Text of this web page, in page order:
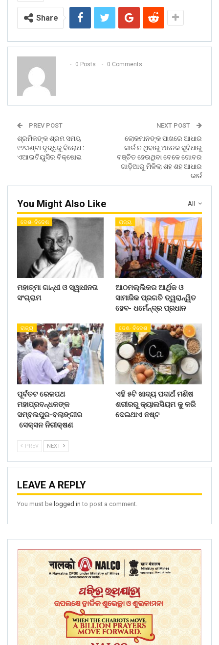
Share
0 Posts 0 Comments
PREV POST
ଶ୍ରମିକଙ୍କ ଶ୍ରମ ସମୟ
୧୨ଘଣ୍ଟା ବୃଦ୍ଧିକୁ ବିରୋଧ :
ଏଆଇଟିୟୁସିର ବିକ୍ଷୋଭ
NEXT POST
ଲୋକମାନଙ୍କ ପାଖରେ ଆଧାର
କାର୍ଡ ନ ଥିବାରୁ ଅନେକ ସୁବିଧାରୁ
ବଞ୍ଚିତ ହେଉଥିବା ବେଳେ ଗୋବର
ଗାଡ଼ିଆରୁ ମିଳିଲା ଶହ ଶହ ଆଧାର
କାର୍ଡ
All
You Might Also Like
ଦେଶ- ବିଦେଶ
ମହାତ୍ମା ଗାନ୍ଧୀ ଓ ସ୍ୱାଧୀନତା
ସଂଗ୍ରାମ
ରାଜ୍ୟ
ଆଠମଲ୍ଲିକର ଆର୍ଥିକ ଓ
ସାମାଜିକ ପ୍ରଗତି ତ୍ୱରାନ୍ୱିତ
ହେବ- ଧର୍ମେନ୍ଦ୍ର ପ୍ରଧାନ
ରାଜ୍ୟ
ପୂର୍ବତଟ ରେଳପଥ
ମହାପ୍ରବନ୍ଧକଙ୍କ
ସମ୍ବଲପୁର-ବଲାଙ୍ଗୀର
ସେକ୍ସନ ନିରୀକ୍ଷଣ
ଦେଶ- ବିଦେଶ
ଏହି ୫ଟି ଖାଦ୍ୟ ପଦାର୍ଥ ମଣିଷ
ଶରୀରରୁ କ୍ୟାଲସିୟମ କୁ କରି
ଦେଇଥାଏ ନଷ୍ଟ
PREV NEXT
LEAVE A REPLY
You must be logged in to post a comment.